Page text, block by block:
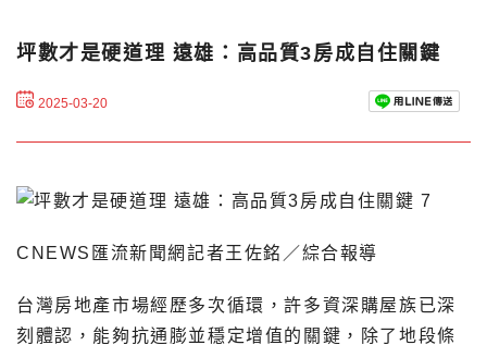
坪數才是硬道理 遠雄：高品質3房成自住關鍵
2025-03-20
CNEWS匯流新聞網記者王佐銘／綜合報導
台灣房地產市場經歷多次循環，許多資深購屋族已深
刻體認，能夠抗通膨並穩定增值的關鍵，除了地段條